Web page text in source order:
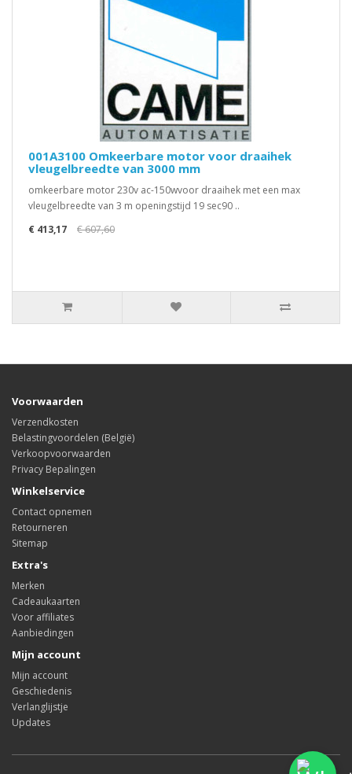
001A3100 Omkeerbare motor voor draaihek
vleugelbreedte van 3000 mm
omkeerbare motor 230v ac-150wvoor draaihek met een max
vleugelbreedte van 3 m openingstijd 19 sec90 ..
€ 413,17
€ 607,60
Voorwaarden
Verzendkosten
Belastingvoordelen (België)
Verkoopvoorwaarden
Privacy Bepalingen
Winkelservice
Contact opnemen
Retourneren
Sitemap
Extra's
Merken
Cadeaukaarten
Voor affiliates
Aanbiedingen
Mijn account
Mijn account
Geschiedenis
Verlanglijstje
Updates